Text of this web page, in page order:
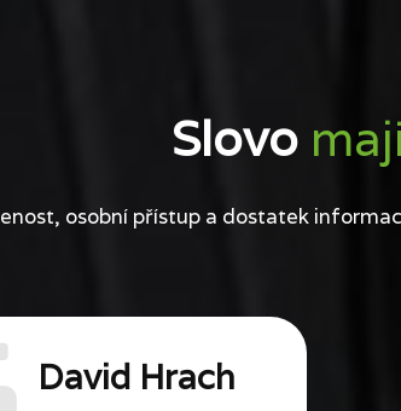
Slovo
osobní přístup a dostatek
David Hrach